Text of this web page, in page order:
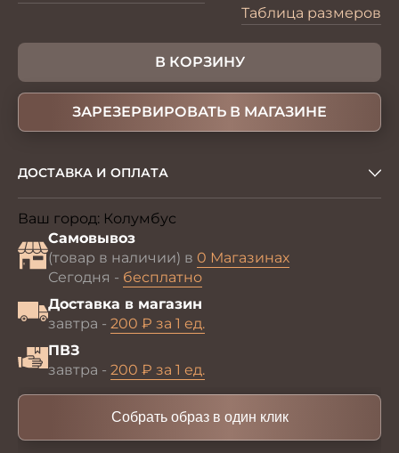
Таблица размеров
В КОРЗИНУ
ЗАРЕЗЕРВИРОВАТЬ В МАГАЗИНЕ
ДОСТАВКА И ОПЛАТА
Ваш город: Колумбус
Самовывоз
(товар в наличии) в 0 Магазинах
Сегодня - бесплатно
Доставка в магазин
завтра - 200 ₽ за 1 ед.
ПВЗ
завтра - 200 ₽ за 1 ед.
Собрать образ в один клик